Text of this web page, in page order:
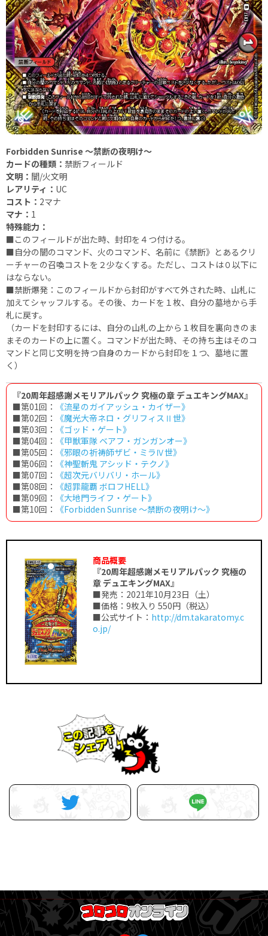
Forbidden Sunrise ～禁断の夜明け～
カードの種類： 禁断フィールド
文明： 闇/火文明
レアリティ： UC
コスト： 2マナ
マナ： 1
特殊能力：
■このフィールドが出た時、封印を４つ付ける。
■自分の闇のコマンド、火のコマンド、名前に《禁断》とあるクリ
ーチャーの召喚コストを２少なくする。ただし、コストは０以下に
はならない。
■禁断爆発：このフィールドから封印がすべて外された時、山札に
加えてシャッフルする。その後、カードを１枚、自分の墓地から手
札に戻す。
（カードを封印するには、自分の山札の上から１枚目を裏向きのま
まそのカードの上に置く。コマンドが出た時、その持ち主はそのコ
マンドと同じ文明を持つ自身のカードから封印を１つ、墓地に置
く）
『20周年超感謝メモリアルパック 究極の章 デュエキングMAX』
■第01回：
《流星のガイアッシュ・カイザー》
■第02回：
《魔光大帝ネロ・グリフィスⅡ世》
■第03回：
《ゴッド・ゲート》
■第04回：
《甲獣軍隊 ベアフ・ガンガンオー》
■第05回：
《邪眼の祈祷師ザビ・ミラⅣ世》
■第06回：
《神聖斬鬼 アシッド・テクノ》
■第07回：
《超次元バリバリ・ホール》
■第08回：
《超罪龍覇 ボロフHELL》
■第09回：
《大地門ライフ・ゲート》
■第10回：
《Forbidden Sunrise ～禁断の夜明け～》
商品概要
『20周年超感謝メモリアルパック 究極の
章 デュエキングMAX』
■発売：2021年10月23日（土）
■価格：9枚入り 550円（税込）
■公式サイト： http://dm.takaratomy.c
o.jp/